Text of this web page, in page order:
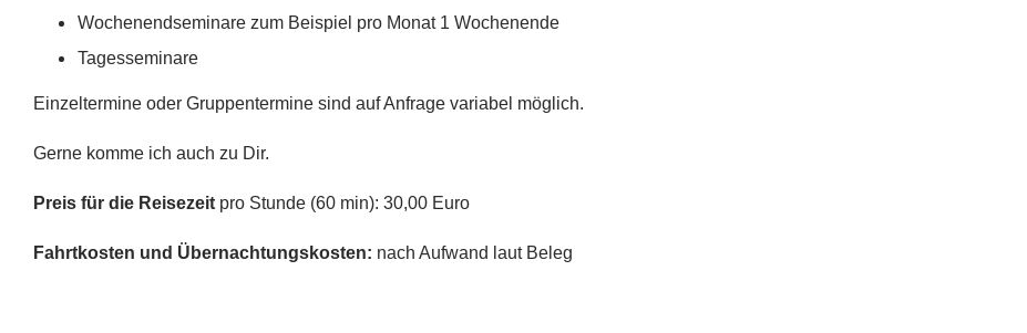
Wochenendseminare zum Beispiel pro Monat 1 Wochenende
Tagesseminare
Einzeltermine oder Gruppentermine sind auf Anfrage variabel möglich.
Gerne komme ich auch zu Dir.
Preis für die Reisezeit pro Stunde (60 min): 30,00 Euro
Fahrtkosten und Übernachtungskosten: nach Aufwand laut Beleg